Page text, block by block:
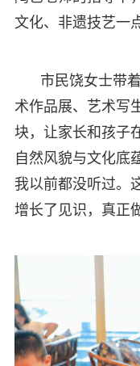
文化、非遗技艺一
市民饶女士带
术作品展、艺术写
块，让家长和孩子
自然风貌与文化底
我以前都没听过。
增长了见识，真正